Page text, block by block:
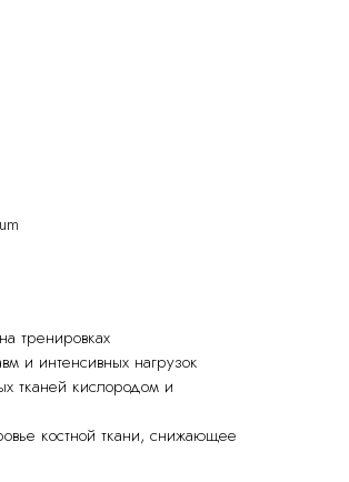
тренировках
и интенсивных нагрузок
тканей кислородом и
костной ткани, снижающее